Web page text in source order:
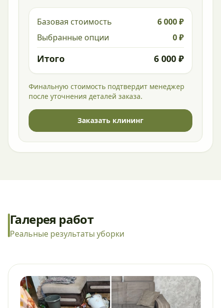
Базовая стоимость
6 000 ₽
Выбранные опции
0 ₽
Итого 6 000 ₽
Финальную стоимость подтвердит менеджер
после уточнения деталей заказа.
Заказать клининг
Галерея работ
Реальные результаты уборки